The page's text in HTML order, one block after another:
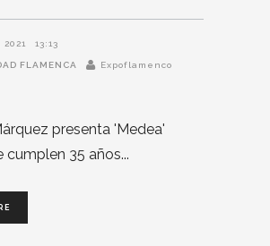
2021 13:13
FLAMENCA Expoflamenco
presenta 'Medea'
cumplen 35 años